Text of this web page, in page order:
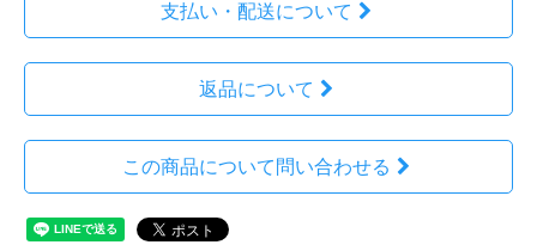
支払い・配送について
返品について
この商品について問い合わせる